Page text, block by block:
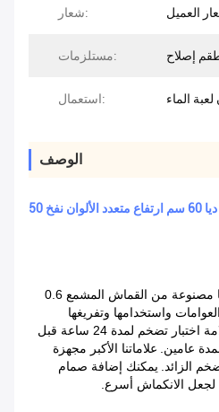
شعار: العميل
مستلزمات: إصلاح
استعمال: لعبة الماء
الوصف
كل العوامات القابلة للنفخ لدينا مصنوعة من القماش المشمع 0.6
واستخدامها وتفريغها
يجب أن تجتاز كل علامة اختبار تضخم لمدة 24 ساعة قبل
عامين. علاماتنا الأكبر مجهزة
الزائد. يمكنك إضافة صمام